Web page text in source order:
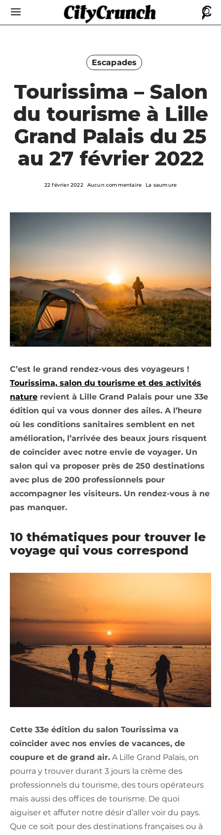
Escapades
Tourissima – Salon
du tourisme à Lille
Grand Palais du 25
au 27 février 2022
22 février 2022 Aucun commentaire La saumure
C’est le grand rendez-vous des voyageurs !
Tourissima, salon du tourisme et des activités
nature revient à Lille Grand Palais pour une 33e
édition qui va vous donner des ailes. A l’heure
où les conditions sanitaires semblent en net
amélioration, l’arrivée des beaux jours risquent
de coïncider avec notre envie de voyager. Un
salon qui va proposer près de 250 destinations
avec plus de 200 professionnels pour
accompagner les visiteurs. Un rendez-vous à ne
pas manquer.
10 thématiques pour trouver le
voyage qui vous correspond
Cette 33e édition du salon Tourissima va
coïncider avec nos envies de vacances, de
coupure et de grand air. A Lille Grand Palais, on
pourra y trouver durant 3 jours la crème des
professionnels du tourisme, des tours opérateurs
mais aussi des offices de tourisme. De quoi
aiguiser et affuter notre désir d’aller voir du pays.
Que ce soit pour des destinations françaises ou à